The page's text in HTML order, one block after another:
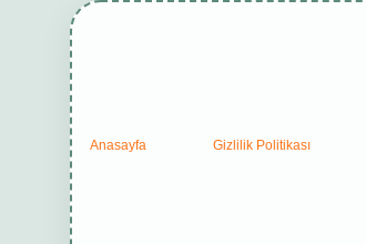
Anasayfa Gizlilik Politikası